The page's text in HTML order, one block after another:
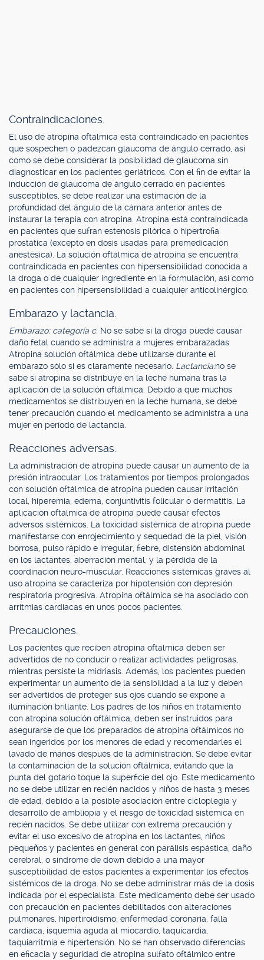
Contraindicaciones.
El uso de atropina oftálmica está contraindicado en pacientes
que sospechen o padezcan glaucoma de ángulo cerrado, así
como se debe considerar la posibilidad de glaucoma sin
diagnosticar en los pacientes geriátricos. Con el fin de evitar la
inducción de glaucoma de ángulo cerrado en pacientes
susceptibles, se debe realizar una estimación de la
profundidad del ángulo de la cámara anterior antes de
instaurar la terapia con atropina. Atropina está contraindicada
en pacientes que sufran estenosis pilórica o hipertrofia
prostática (excepto en dosis usadas para premedicación
anestésica). La solución oftálmica de atropina se encuentra
contraindicada en pacientes con hipersensibilidad conocida a
la droga o de cualquier ingrediente en la formulación, así como
en pacientes con hipersensibilidad a cualquier anticolinérgico.
Embarazo y lactancia.
Embarazo: categoría c. No se sabe si la droga puede causar
daño fetal cuando se administra a mujeres embarazadas.
Atropina solución oftálmica debe utilizarse durante el
embarazo sólo si es claramente necesario. Lactancia:no se
sabe si atropina se distribuye en la leche humana tras la
aplicación de la solución oftálmica. Debido a que muchos
medicamentos se distribuyen en la leche humana, se debe
tener precaución cuando el medicamento se administra a una
mujer en período de lactancia.
Reacciones adversas.
La administración de atropina puede causar un aumento de la
presión intraocular. Los tratamientos por tiempos prolongados
con solución oftálmica de atropina pueden causar irritación
local, hiperemia, edema, conjuntivitis folicular o dermatitis. La
aplicación oftálmica de atropina puede causar efectos
adversos sistémicos. La toxicidad sistémica de atropina puede
manifestarse con enrojecimiento y sequedad de la piel, visión
borrosa, pulso rápido e irregular, fiebre, distensión abdominal
en los lactantes, aberración mental, y la pérdida de la
coordinación neuro-muscular. Reacciones sistémicas graves al
uso atropina se caracteriza por hipotensión con depresión
respiratoria progresiva. Atropina oftálmica se ha asociado con
arritmias cardiacas en unos pocos pacientes.
Precauciones.
Los pacientes que reciben atropina oftálmica deben ser
advertidos de no conducir o realizar actividades peligrosas,
mientras persiste la midriasis. Además, los pacientes pueden
experimentar un aumento de la sensibilidad a la luz y deben
ser advertidos de proteger sus ojos cuando se expone a
iluminación brillante. Los padres de los niños en tratamiento
con atropina solución oftálmica, deben ser instruidos para
asegurarse de que los preparados de atropina oftálmicos no
sean ingeridos por los menores de edad y recomendarles el
lavado de manos después de la administración. Se debe evitar
la contaminación de la solución oftálmica, evitando que la
punta del gotario toque la superficie del ojo. Este medicamento
no se debe utilizar en recién nacidos y niños de hasta 3 meses
de edad, debido a la posible asociación entre cicloplegía y
desarrollo de ambliopía y el riesgo de toxicidad sistémica en
recién nacidos. Se debe utilizar con extrema precaución y
evitar el uso excesivo de atropina en los lactantes, niños
pequeños y pacientes en general con parálisis espástica, daño
cerebral, o síndrome de down debido a una mayor
susceptibilidad de estos pacientes a experimentar los efectos
sistémicos de la droga. No se debe administrar más de la dosis
indicada por el especialista. Este medicamento debe ser usado
con precaución en pacientes debilitados con alteraciones
pulmonares, hipertiroidismo, enfermedad coronaria, falla
cardiaca, isquemia aguda al miocardio, taquicardia,
taquiarritmia e hipertensión. No se han observado diferencias
en eficacia y seguridad de atropina sulfato oftálmico entre